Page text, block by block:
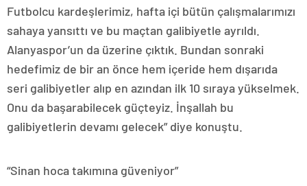
Futbolcu kardeşlerimiz, hafta içi bütün çalışmalarımızı
sahaya yansıttı ve bu maçtan galibiyetle ayrıldı.
Alanyaspor’un da üzerine çıktık. Bundan sonraki
hedefimiz de bir an önce hem içeride hem dışarıda
seri galibiyetler alıp en azından ilk 10 sıraya yükselmek.
Onu da başarabilecek güçteyiz. İnşallah bu
galibiyetlerin devamı gelecek” diye konuştu.
“Sinan hoca takımına güveniyor”